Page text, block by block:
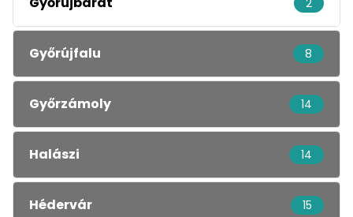
2
Győrújfalu 8
Győrzámoly 14
Halászi 14
Hédervár 15